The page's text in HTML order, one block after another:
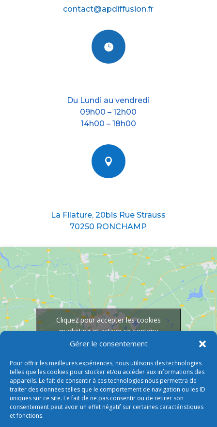
Gérer le consentement
Pour offrir les meilleures expériences, nous utilisons des technologies
telles que les cookies pour stocker et/ou accéder aux informations des
appareils. Le fait de consentir à ces technologies nous permettra de
traiter des données telles que le comportement de navigation ou les ID
uniques sur ce site. Le fait de ne pas consentir ou de retirer son
consentement peut avoir un effet négatif sur certaines caractéristiques
et fonctions.
contact@apdiffusion.fr

Du Lundi au vendredi
09h00 – 12h00
14h00 – 18h00

La Filature, 20bis Rue Strauss
70250 RONCHAMP
Cliquez pour accepter les cookies
marketing et activer ce contenu